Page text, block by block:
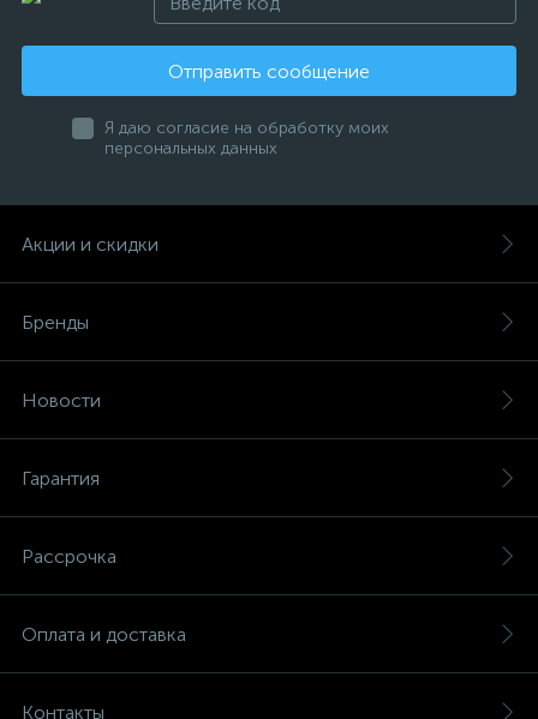
Отправить сообщение
Я даю согласие на обработку моих
персональных данных
Акции и скидки
Бренды
Новости
Гарантия
Рассрочка
Оплата и доставка
Контакты